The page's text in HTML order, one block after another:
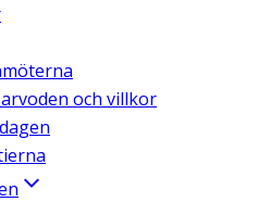
och villkor